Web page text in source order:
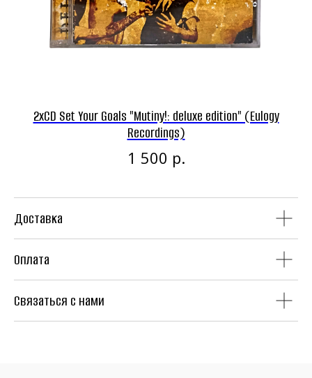
2xCD Set Your Goals "Mutiny!: deluxe edition" (Eulogy
Recordings)
1 500 р.
Доставка
Оплата
Связаться с нами
Винил CD
Панк-рок магазин